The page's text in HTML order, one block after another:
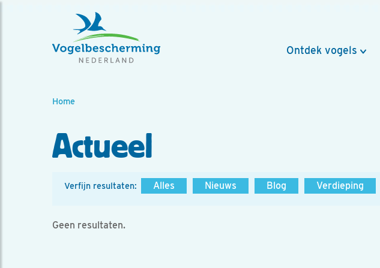
Ontdek vogels
Home
Actueel
Verfijn resultaten: Alles Nieuws Blog Verdieping
Geen resultaten.